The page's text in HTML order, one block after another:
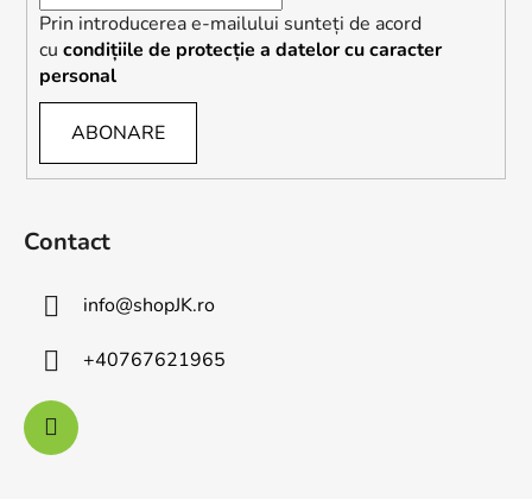
Prin introducerea e-mailului sunteți de acord
cu condițiile de protecție a datelor cu caracter
personal
ABONARE
Contact
info@shopJK.ro
+40767621965